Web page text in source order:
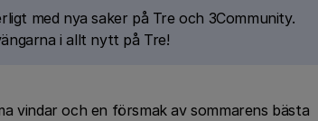
med nya saker på Tre och 3Community.
i allt nytt på Tre!
vindar och en försmak av sommarens bästa